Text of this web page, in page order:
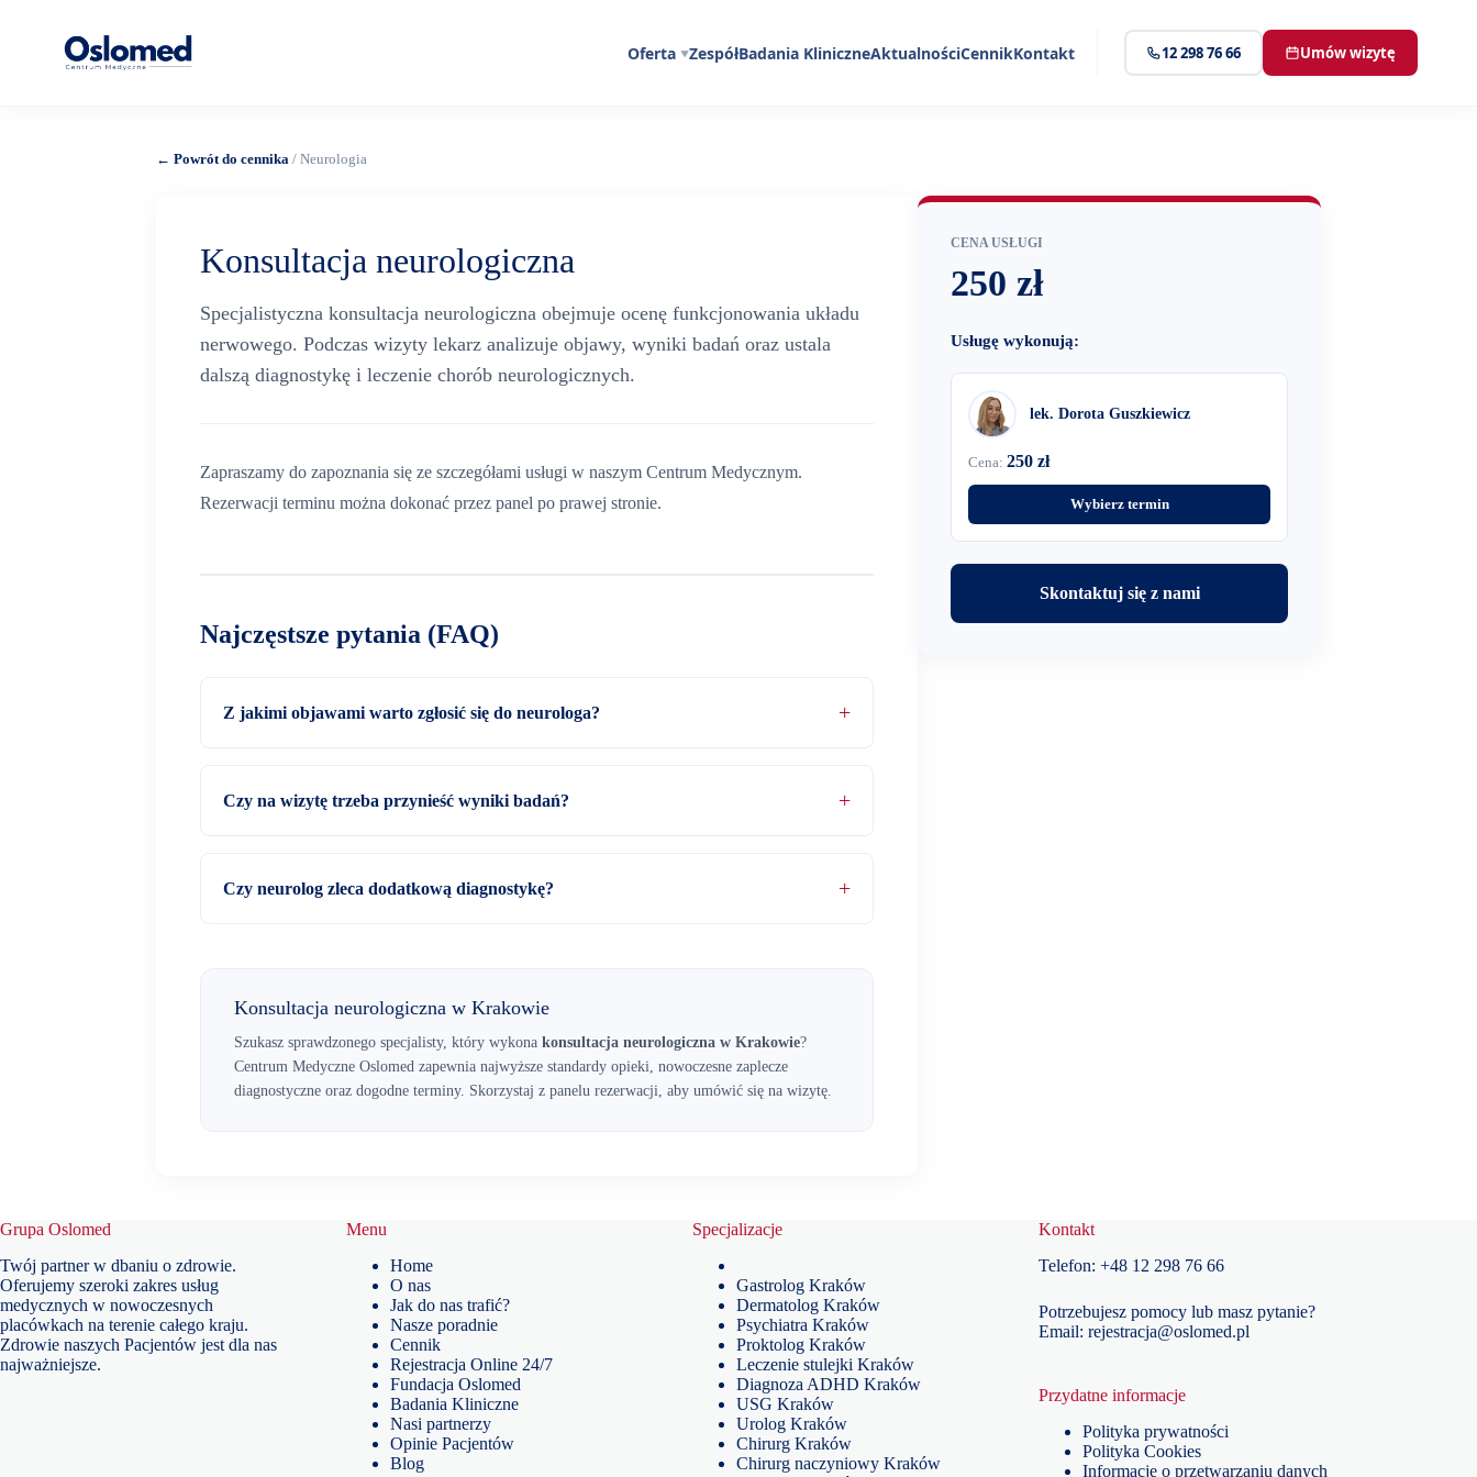
Oferta ZespółBadania KliniczneAktualnościCennikKontakt 12 298 76 66 Umów wizytę
← Powrót do cennika / Neurologia
Konsultacja neurologiczna
Specjalistyczna konsultacja neurologiczna obejmuje ocenę funkcjonowania układu
nerwowego. Podczas wizyty lekarz analizuje objawy, wyniki badań oraz ustala
dalszą diagnostykę i leczenie chorób neurologicznych.
Zapraszamy do zapoznania się ze szczegółami usługi w naszym Centrum Medycznym.
Rezerwacji terminu można dokonać przez panel po prawej stronie.
Najczęstsze pytania (FAQ)
Z jakimi objawami warto zgłosić się do neurologa?
Czy na wizytę trzeba przynieść wyniki badań?
Czy neurolog zleca dodatkową diagnostykę?
Konsultacja neurologiczna w Krakowie
Szukasz sprawdzonego specjalisty, który wykona konsultacja neurologiczna w Krakowie?
Centrum Medyczne Oslomed zapewnia najwyższe standardy opieki, nowoczesne zaplecze
diagnostyczne oraz dogodne terminy. Skorzystaj z panelu rezerwacji, aby umówić się na wizytę.
CENA USŁUGI
250 zł
Usługę wykonują:
lek. Dorota Guszkiewicz
Cena:250 zł
Wybierz termin
Skontaktuj się z nami
Grupa Oslomed
Twój partner w dbaniu o zdrowie.
Oferujemy szeroki zakres usług
medycznych w nowoczesnych
placówkach na terenie całego kraju.
Zdrowie naszych Pacjentów jest dla nas
najważniejsze.
Menu
Home
O nas
Jak do nas trafić?
Nasze poradnie
Cennik
Rejestracja Online 24/7
Fundacja Oslomed
Badania Kliniczne
Nasi partnerzy
Opinie Pacjentów
Blog
Specjalizacje
Gastrolog Kraków
Dermatolog Kraków
Psychiatra Kraków
Proktolog Kraków
Leczenie stulejki Kraków
Diagnoza ADHD Kraków
USG Kraków
Urolog Kraków
Chirurg Kraków
Chirurg naczyniowy Kraków
Kontakt
Telefon: +48 12 298 76 66
Potrzebujesz pomocy lub masz pytanie?
Email: rejestracja@oslomed.pl
Przydatne informacje
Polityka prywatności
Polityka Cookies
Informacje o przetwarzaniu danych